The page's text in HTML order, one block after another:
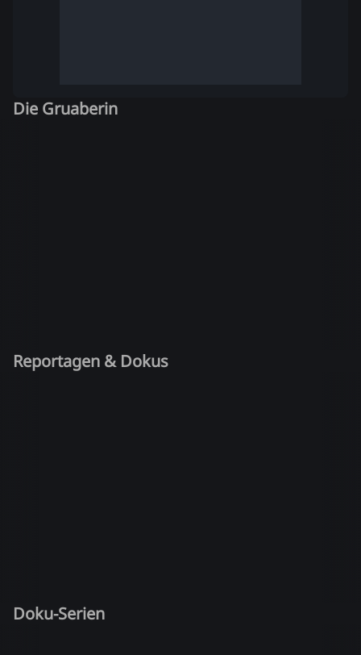
Die Gruaberin
Reportagen & Dokus
Doku-Serien